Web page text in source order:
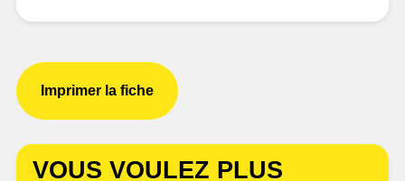
Imprimer la fiche
VOUS VOULEZ PLUS